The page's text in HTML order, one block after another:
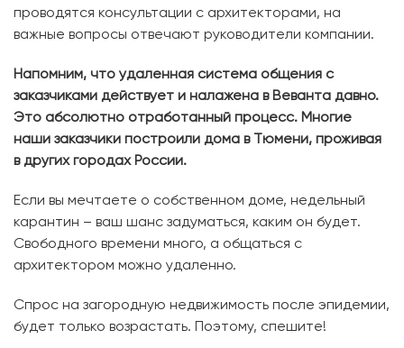
проводятся консультации с архитекторами, на
важные вопросы отвечают руководители компании.
Напомним, что удаленная система общения с
заказчиками действует и налажена в Веванта давно.
Это абсолютно отработанный процесс. Многие
наши заказчики построили дома в Тюмени, проживая
в других городах России.
Если вы мечтаете о собственном доме, недельный
карантин – ваш шанс задуматься, каким он будет.
Свободного времени много, а общаться с
архитектором можно удаленно.
Спрос на загородную недвижимость после эпидемии,
будет только возрастать. Поэтому, спешите!